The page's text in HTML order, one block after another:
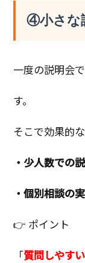
④小さな
一度の説明会
す。
そこで効果的
・少人数での
・個別相談の
👉 ポイント
「質問しやす